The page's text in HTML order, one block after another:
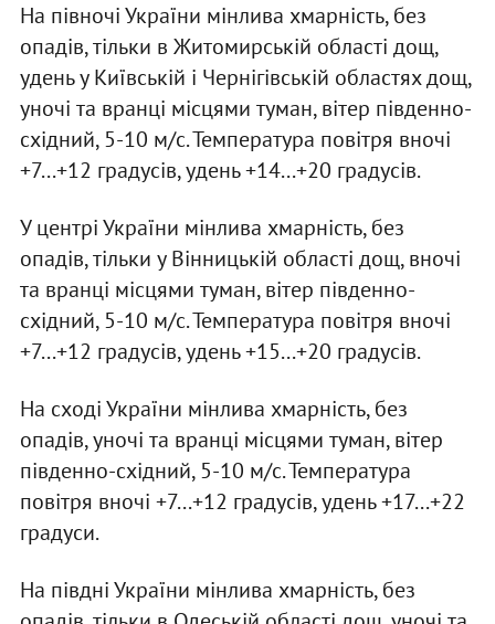
На півночі України мінлива хмарність, без
опадів, тільки в Житомирській області дощ,
удень у Київській і Чернігівській областях дощ,
уночі та вранці місцями туман, вітер південно-
східний, 5-10 м/с. Температура повітря вночі
+7...+12 градусів, удень +14...+20 градусів.
У центрі України мінлива хмарність, без
опадів, тільки у Вінницькій області дощ, вночі
та вранці місцями туман, вітер південно-
східний, 5-10 м/с. Температура повітря вночі
+7...+12 градусів, удень +15...+20 градусів.
На сході України мінлива хмарність, без
опадів, уночі та вранці місцями туман, вітер
південно-східний, 5-10 м/с. Температура
повітря вночі +7...+12 градусів, удень +17...+22
градуси.
На півдні України мінлива хмарність, без